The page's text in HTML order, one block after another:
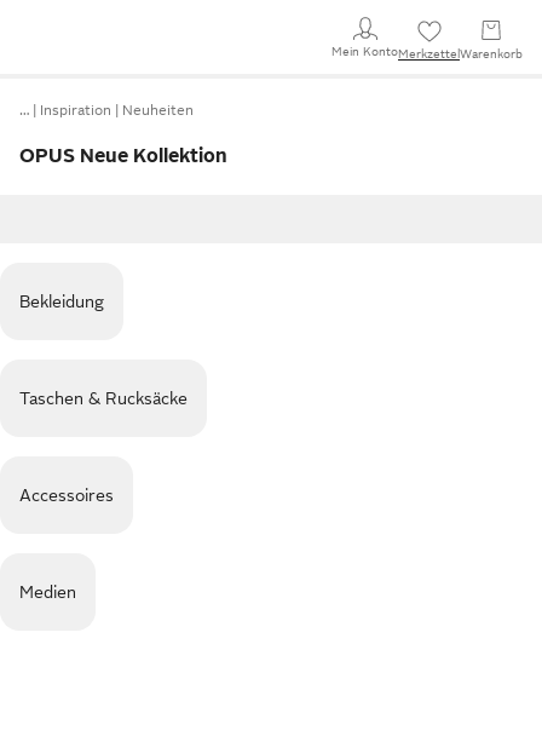
Mein KontoMerkzettel Warenkorb
… Inspiration Neuheiten
OPUS Neue Kollektion
Bekleidung
Taschen & Rucksäcke
Accessoires
Medien